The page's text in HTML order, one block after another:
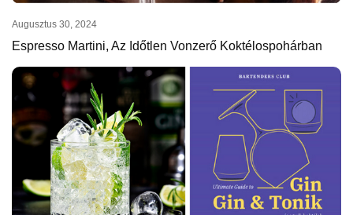
Augusztus 30, 2024
Espresso Martini, Az Időtlen Vonzerő Koktélospohárban